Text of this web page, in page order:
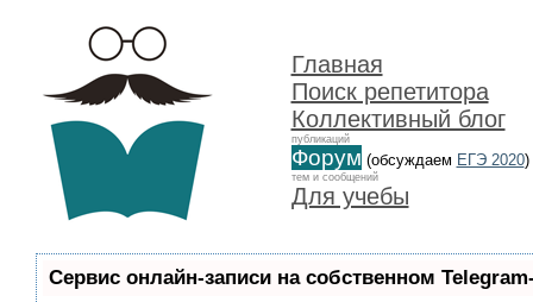
Главная
Поиск репетитора
Коллективный блог
публикаций
Форум (обсуждаем ЕГЭ 2020)
тем и сообщений
Для учебы
Сервис онлайн-записи на собственном